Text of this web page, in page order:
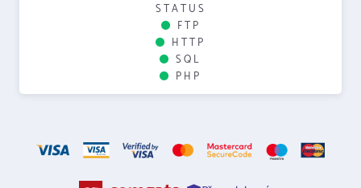
STATUS
FTP
HTTP
SQL
PHP